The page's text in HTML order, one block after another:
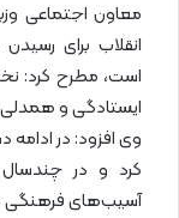
معاون اجتماعی
انقلاب برای
است، مطرح کرد:
ایستادگی و
وی افزود: در
کرد و در چندسال
آسیب‌های فرهنگی